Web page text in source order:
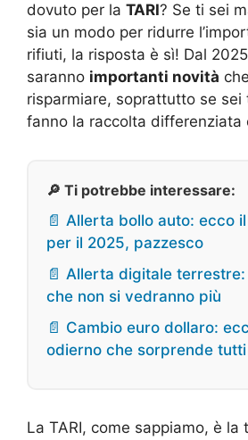
dovuto per la TARI? Se ti sei
sia un modo per ridurre
rifiuti, la risposta è sì! Dal
saranno importanti novità
risparmiare, soprattutto se sei
fanno la raccolta differenziata
🔎 Ti potrebbe interessare:
📄 Allerta bollo auto: ecco
per il 2025, pazzesco
📄 Allerta digitale
che non si vedranno più
📄 Cambio euro dollaro:
odierno che sorprende tutti
La TARI, come sappiamo, è la